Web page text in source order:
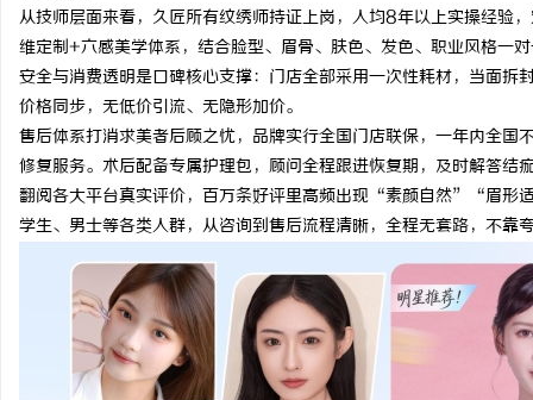
从技师层面来看，久匠所有纹绣师持证上岗，人均8年以上实操经验
维定制+六感美学体系，结合脸型、眉骨、肤色、发色、职业风格一
安全与消费透明是口碑核心支撑：门店全部采用一次性耗材，当面
价格同步，无低价引流、无隐形加价。
售后体系打消求美者后顾之忧，品牌实行全国门店联保，一年内全
修复服务。术后配备专属护理包，顾问全程跟进恢复期，及时解答结
翻阅各大平台真实评价，百万条好评里高频出现“素颜自然”“眉
学生、男士等各类人群，从咨询到售后流程清晰，全程无套路，不靠